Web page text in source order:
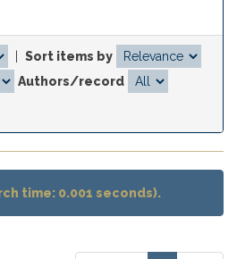
Sort items by
Authors/record
time: 0.001 seconds).